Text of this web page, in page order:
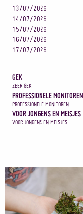
13/07/2026
14/07/2026
15/07/2026
16/07/2026
17/07/2026
GEK
ZEER GEK
PROFESSIONELE MONITOREN
PROFESSIONELE MONITOREN
VOOR JONGENS EN MEISJES
VOOR JONGENS EN MEISJES